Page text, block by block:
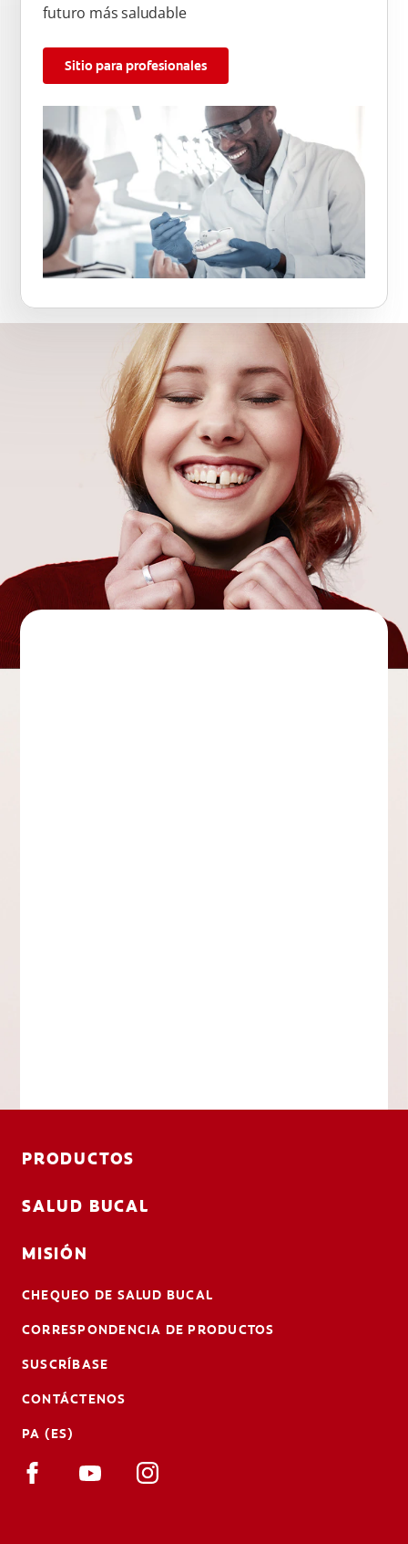
futuro más saludable
Sitio para profesionales
PRODUCTOS
SALUD BUCAL
MISIÓN
CHEQUEO DE SALUD BUCAL
CORRESPONDENCIA DE PRODUCTOS
SUSCRÍBASE
CONTÁCTENOS
PA (ES)